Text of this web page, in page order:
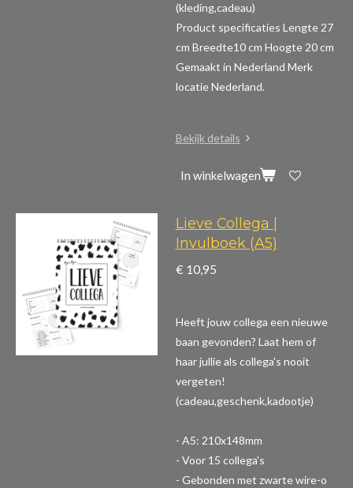
(kleding,cadeau)
Product specificaties Lengte 27
cm Breedte10 cm Hoogte 20 cm
Gemaakt in Nederland Merk
locatie Nederland.
Bekijk details
In winkelwagen
Lieve Collega |
Invulboek (A5)
€ 10,95
Heeft jouw collega een nieuwe
baan gevonden? Laat hem of
haar jullie als collega's nooit
vergeten!
(cadeau,geschenk,kadootje)
- A5: 210x148mm
- Voor 15 collega's
- Gebonden met zwarte wire-o